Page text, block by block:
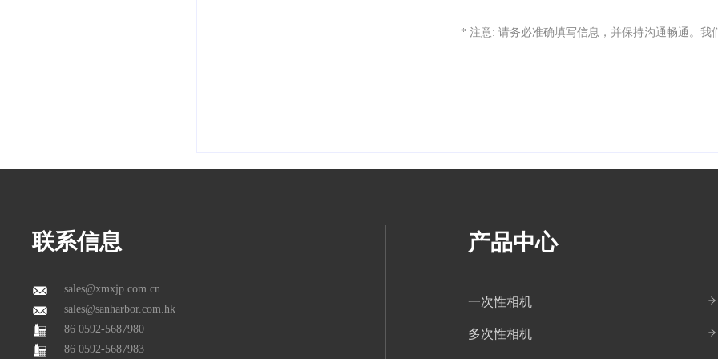
* 注意: 请务必准确填写信息，并保持沟通畅通。我
联系信息
sales@xmxjp.com.cn
sales@sanharbor.com.hk
86 0592-5687980
86 0592-5687983
产品中心
一次性相机
多次性相机